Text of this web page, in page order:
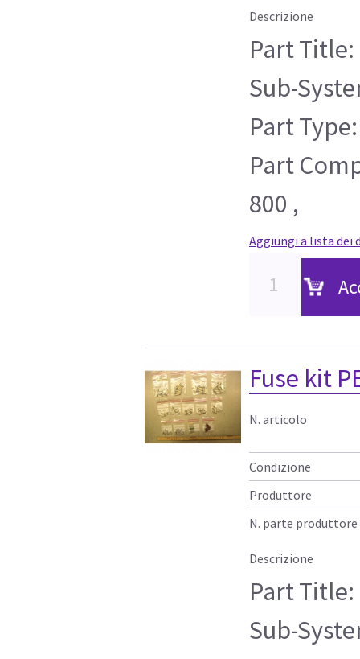
Descrizione
Part
Sub-
Part
Part
800 ,
Aggiungi a lista dei
Fuse kit
N. articolo
Condizione
Produttore
N. parte produttore
Descrizione
Part Title:
Sub-